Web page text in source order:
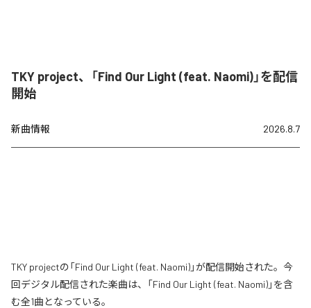
TKY project、「Find Our Light (feat. Naomi)」を配信
開始
新曲情報 2026.8.7
TKY projectの「Find Our Light (feat. Naomi)」が配信開始された。今
回デジタル配信された楽曲は、「Find Our Light (feat. Naomi)」を含
む全1曲となっている。